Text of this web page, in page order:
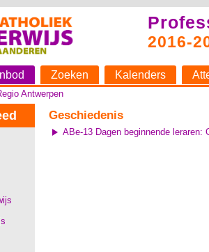
2016-
Zoeken Kalenders
Antwerpen
Geschiedenis
ABe-13 Dagen beginnende leraren: